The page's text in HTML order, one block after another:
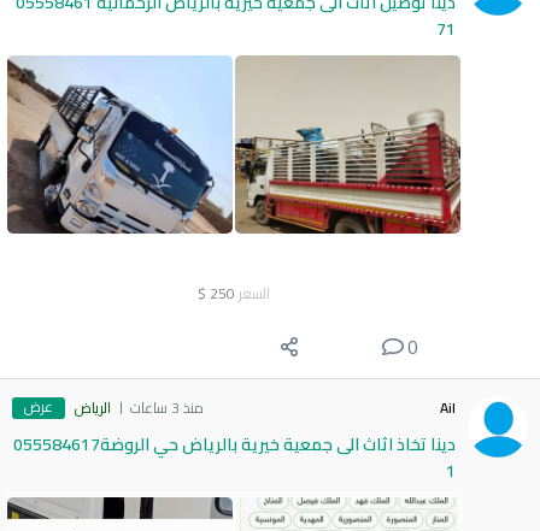
71
السعر 250
$
0
Ail منذ 3 ساعات الرياض عرض
دينا تخاذ اثاث الى جمعية خيرية بالرياض حي الروضة055584617
1